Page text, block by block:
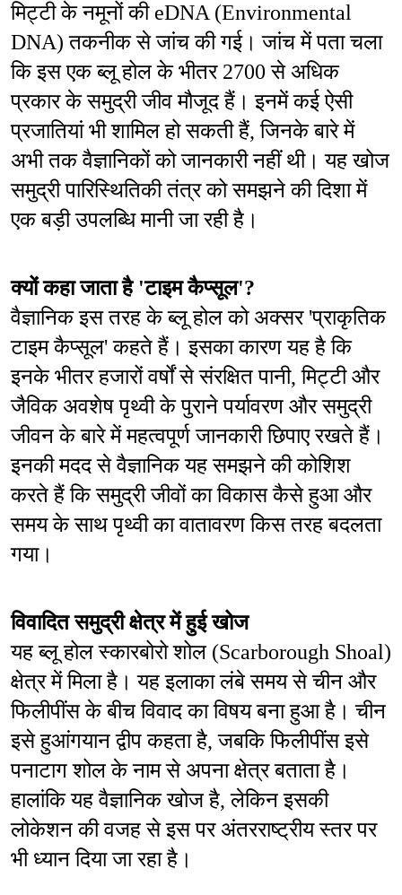
मिट्टी के नमूनों की eDNA (Environmental
DNA) तकनीक से जांच की गई। जांच में पता चला
कि इस एक ब्लू होल के भीतर 2700 से अधिक
प्रकार के समुद्री जीव मौजूद हैं। इनमें कई ऐसी
प्रजातियां भी शामिल हो सकती हैं, जिनके बारे में
अभी तक वैज्ञानिकों को जानकारी नहीं थी। यह खोज
समुद्री पारिस्थितिकी तंत्र को समझने की दिशा में
एक बड़ी उपलब्धि मानी जा रही है।
क्यों कहा जाता है 'टाइम कैप्सूल'?
वैज्ञानिक इस तरह के ब्लू होल को अक्सर 'प्राकृतिक
टाइम कैप्सूल' कहते हैं। इसका कारण यह है कि
इनके भीतर हजारों वर्षों से संरक्षित पानी, मिट्टी और
जैविक अवशेष पृथ्वी के पुराने पर्यावरण और समुद्री
जीवन के बारे में महत्वपूर्ण जानकारी छिपाए रखते हैं।
इनकी मदद से वैज्ञानिक यह समझने की कोशिश
करते हैं कि समुद्री जीवों का विकास कैसे हुआ और
समय के साथ पृथ्वी का वातावरण किस तरह बदलता
गया।
विवादित समुद्री क्षेत्र में हुई खोज
यह ब्लू होल स्कारबोरो शोल (Scarborough Shoal)
क्षेत्र में मिला है। यह इलाका लंबे समय से चीन और
फिलीपींस के बीच विवाद का विषय बना हुआ है। चीन
इसे हुआंगयान द्वीप कहता है, जबकि फिलीपींस इसे
पनाटाग शोल के नाम से अपना क्षेत्र बताता है।
हालांकि यह वैज्ञानिक खोज है, लेकिन इसकी
लोकेशन की वजह से इस पर अंतरराष्ट्रीय स्तर पर
भी ध्यान दिया जा रहा है।